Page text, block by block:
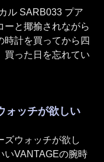
ル SARB033 プア
ーと揶揄されながら
時計を買ってから四
買った日を忘れてい
ォッチが欲しい
ズウォッチが欲し
いVANTAGEの腕時